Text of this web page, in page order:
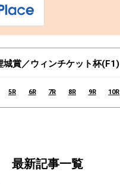
城賞／ウィンチケット杯(F1)
5R 6R 7R 8R 9R 10R
最新記事一覧